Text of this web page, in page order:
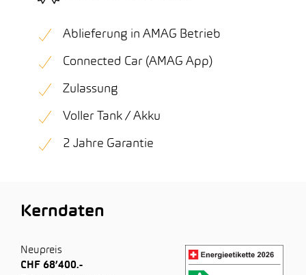
Ablieferung in AMAG Betrieb
Connected Car (AMAG App)
Zulassung
Voller Tank / Akku
2 Jahre Garantie
Kerndaten
Neupreis
CHF 68’400.-